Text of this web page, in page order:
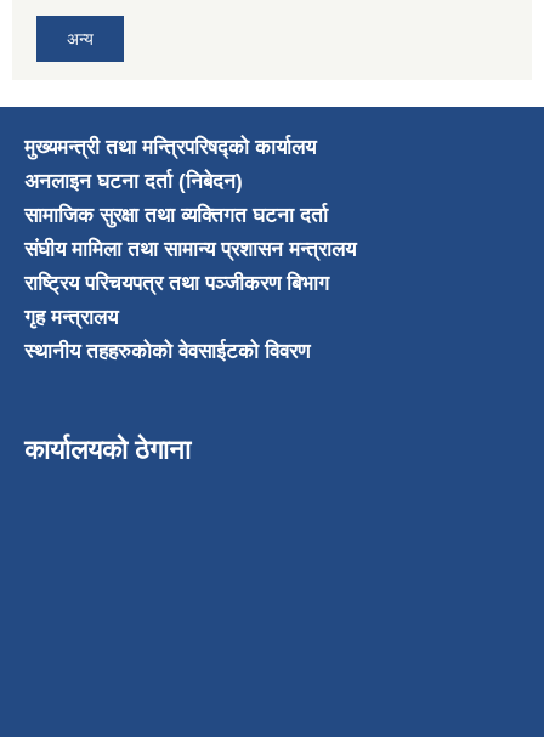
अन्य
मुख्यमन्त्री तथा मन्त्रिपरिषद्को कार्यालय
अनलाइन घटना दर्ता (निबेदन)
सामाजिक सुरक्षा तथा व्यक्तिगत घटना दर्ता
संघीय मामिला तथा सामान्य प्रशासन मन्त्रालय
राष्ट्रिय परिचयपत्र तथा पञ्जीकरण बिभाग
गृह मन्त्रालय
स्थानीय तहहरुकोको वेवसाईटको विवरण
कार्यालयको ठेगाना